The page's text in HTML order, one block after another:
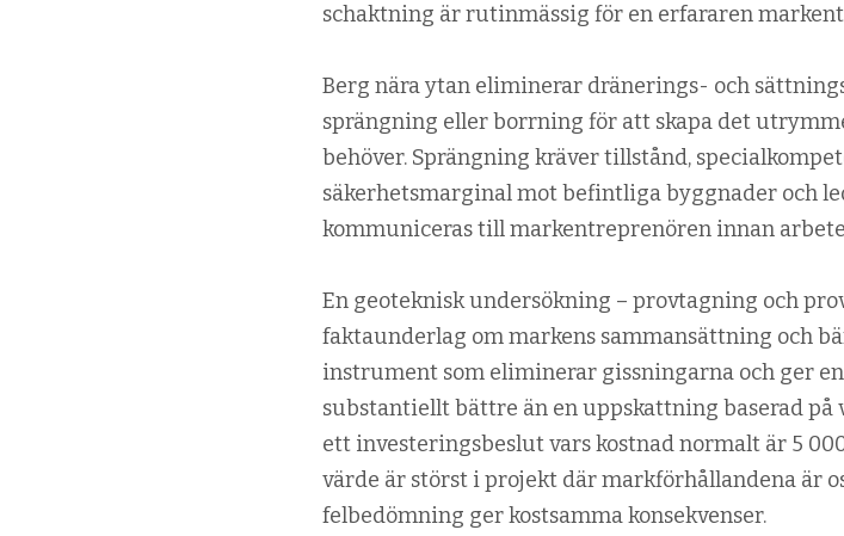
schaktning är rutinmässig för en erfararen
Berg nära ytan eliminerar dränerings- och
sprängning eller borrning för att skapa det
behöver. Sprängning kräver tillstånd,
säkerhetsmarginal mot befintliga byggnader och
kommuniceras till markentreprenören innan
En geoteknisk undersökning – provtagning och
faktaunderlag om markens sammansättning och
instrument som eliminerar gissningarna och ger
substantiellt bättre än en uppskattning baserad på
ett investeringsbeslut vars kostnad normalt är 5
värde är störst i projekt där markförhållandena är
felbedömning ger kostsamma konsekvenser.